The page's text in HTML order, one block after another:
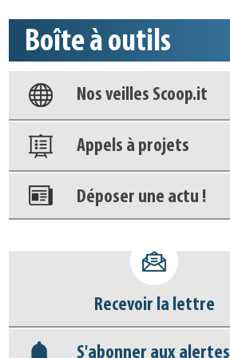
Boîte à outils
Base documentaire
Nos veilles Scoop.it
Appels à projets
Déposer une actu !
déconnecter)
Base documentaire
Nos veilles Scoop.it
Recevoir la lettre